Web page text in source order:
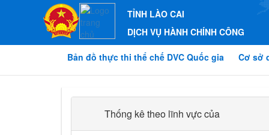
TỈNH LÀO CAI
DỊCH VỤ HÀNH CHÍNH CÔNG
Bản đồ thực thi thể chế DVC Quốc gia Cơ sở
Thống kê theo lĩnh vực của